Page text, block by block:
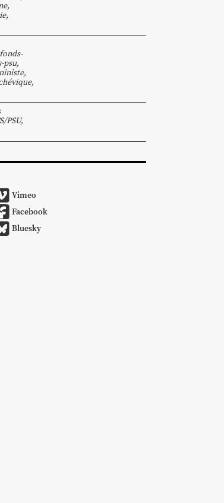
,
,
fonds-
psu,
,
,
PSU,
Vimeo
Facebook
Bluesky